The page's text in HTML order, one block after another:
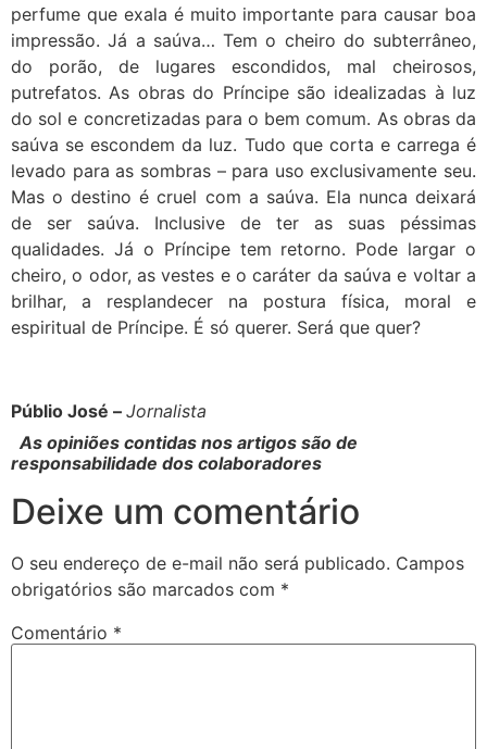
perfume que exala é muito importante para causar boa
impressão. Já a saúva… Tem o cheiro do subterrâneo,
do porão, de lugares escondidos, mal cheirosos,
putrefatos. As obras do Príncipe são idealizadas à luz
do sol e concretizadas para o bem comum. As obras da
saúva se escondem da luz. Tudo que corta e carrega é
levado para as sombras – para uso exclusivamente seu.
Mas o destino é cruel com a saúva. Ela nunca deixará
de ser saúva. Inclusive de ter as suas péssimas
qualidades. Já o Príncipe tem retorno. Pode largar o
cheiro, o odor, as vestes e o caráter da saúva e voltar a
brilhar, a resplandecer na postura física, moral e
espiritual de Príncipe. É só querer. Será que quer?
Públio José – Jornalista
As opiniões contidas nos artigos são de
responsabilidade dos colaboradores
Deixe um comentário
O seu endereço de e-mail não será publicado. Campos
obrigatórios são marcados com *
Comentário *